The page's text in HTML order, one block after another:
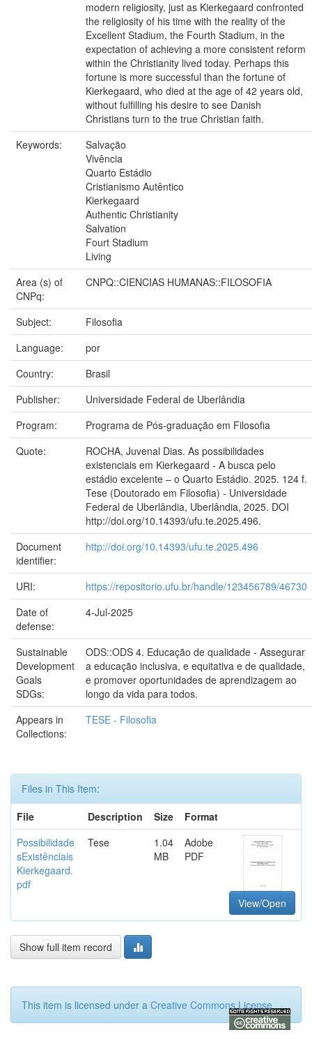
modern religiosity, just as Kierkegaard confronted
the religiosity of his time with the reality of the
Excellent Stadium, the Fourth Stadium, in the
expectation of achieving a more consistent reform
within the Christianity lived today. Perhaps this
fortune is more successful than the fortune of
Kierkegaard, who died at the age of 42 years old,
without fulfilling his desire to see Danish
Christians turn to the true Christian faith.
Keywords:
Salvação
Vivência
Quarto Estádio
Cristianismo Autêntico
Kierkegaard
Authentic Christianity
Salvation
Fourt Stadium
Living
Area (s) of
CNPq:
CNPQ::CIENCIAS HUMANAS::FILOSOFIA
Subject:
Filosofia
Language:
por
Country:
Brasil
Publisher:
Universidade Federal de Uberlândia
Program:
Programa de Pós-graduação em Filosofia
Quote:
ROCHA, Juvenal Dias. As possibilidades
existenciais em Kierkegaard - A busca pelo
estádio excelente – o Quarto Estádio. 2025. 124 f.
Tese (Doutorado em Filosofia) - Universidade
Federal de Uberlândia, Uberlândia, 2025. DOI
http://doi.org/10.14393/ufu.te.2025.496.
Document
identifier:
http://doi.org/10.14393/ufu.te.2025.496
URI:
https://repositorio.ufu.br/handle/123456789/46730
Date of
defense:
4-Jul-2025
Sustainable
Development
Goals
SDGs:
ODS::ODS 4. Educação de qualidade - Assegurar
a educação inclusiva, e equitativa e de qualidade,
e promover oportunidades de aprendizagem ao
longo da vida para todos.
Appears in
Collections:
TESE - Filosofia
Files in This Item:
File
Description Size
Format
Possibilidade
sExistênciais
Kierkegaard.
pdf
Tese
1.04
MB
Adobe
PDF
View/Open
Show full item record
This item is licensed under a Creative Commons License